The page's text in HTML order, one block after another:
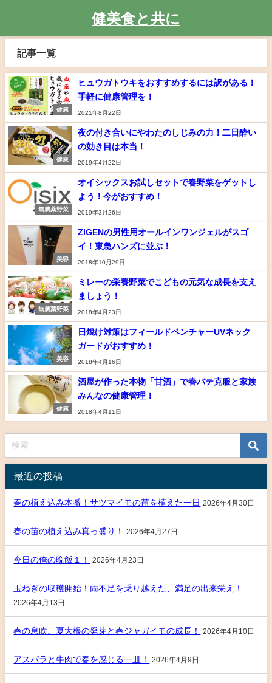
健美食と共に
記事一覧
健康
ヒュウガトウキをおすすめするには訳がある！
手軽に健康管理を！
2021年8月22日
健康
夜の付き合いにやわたのしじみの力！二日酔い
の効き目は本当！
2019年4月22日
無農薬野菜
オイシックスお試しセットで春野菜をゲットし
よう！今がおすすめ！
2019年3月26日
美容
ZIGENの男性用オールインワンジェルがスゴ
イ！東急ハンズに並ぶ！
2018年10月29日
無農薬野菜
ミレーの栄養野菜でこどもの元気な成長を支え
ましょう！
2018年4月23日
美容
日焼け対策はフィールドベンチャーUVネック
ガードがおすすめ！
2018年4月16日
健康
酒屋が作った本物「甘酒」で春バテ克服と家族
みんなの健康管理！
2018年4月11日
最近の投稿
春の植え込み本番！サツマイモの苗を植えた一日 2026年4月30日
春の苗の植え込み真っ盛り！ 2026年4月27日
今日の俺の晩飯１！ 2026年4月23日
玉ねぎの収穫開始！雨不足を乗り越えた、満足の出来栄え！
2026年4月13日
春の息吹。夏大根の発芽と春ジャガイモの成長！ 2026年4月10日
アスパラと牛肉で春を感じる一皿！ 2026年4月9日